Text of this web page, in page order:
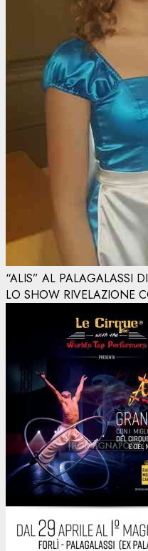
“ALIS” AL PALAGALASSI
LO SHOW RIVELAZIONE